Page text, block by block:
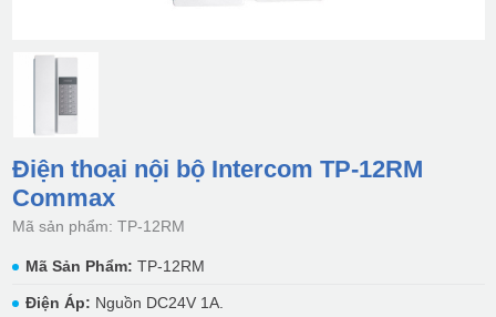
Điện thoại nội bộ Intercom TP-12RM
Commax
Mã sản phẩm: TP-12RM
Mã Sản Phẩm: TP-12RM
Điện Áp: Nguồn DC24V 1A.